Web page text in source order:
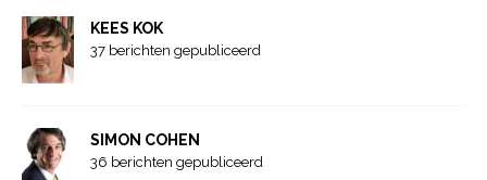
KEES KOK
37 berichten gepubliceerd
SIMON COHEN
36 berichten gepubliceerd